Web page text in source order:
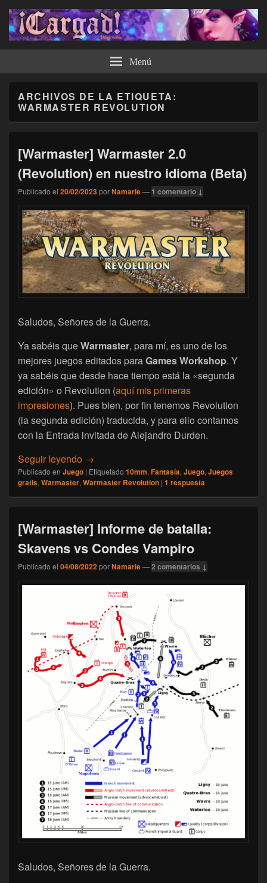
¡Cargad! Menú
ARCHIVOS DE LA ETIQUETA:
WARMASTER REVOLUTION
[Warmaster] Warmaster 2.0
(Revolution) en nuestro idioma (Beta)
Publicado el 20/02/2023porNamarie— 1 comentario ↓
Saludos, Señores de la Guerra.
Ya sabéis queWarmaster, para mí, es uno de los
mejores juegos editados paraGames Workshop. Y
ya sabéis que desde hace tiempo está la «segunda
edición» o Revolution (aquí mis primeras
impresiones). Pues bien, por fin tenemos Revolution
(la segunda edición) traducida, y para ello contamos
con la Entrada invitada de Alejandro Durden.
Seguir leyendo [Warmaster] Warmaster 2.0 (Revolution)
→
Publicado en Juego | Etiquetado 10mm, Fantasía, Juego, Juegos
gratis, Warmaster, Warmaster Revolution | 1 respuesta
[Warmaster] Informe de batalla:
Skavens vs Condes Vampiro
Publicado el 04/08/2022porNamarie—2 comentarios ↓
Saludos, Señores de la Guerra.